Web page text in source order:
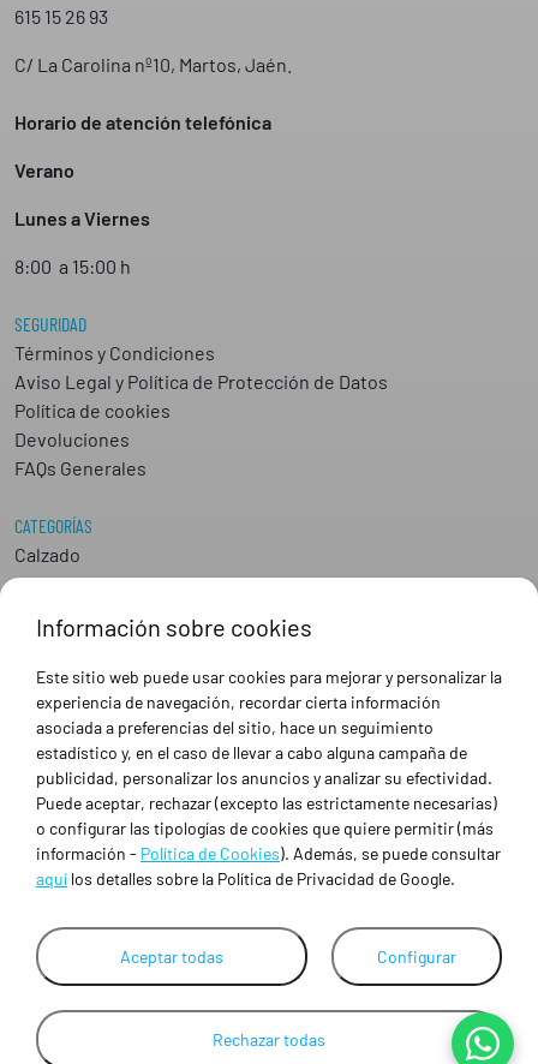
615 15 26 93
C/ La Carolina nº10, Martos, Jaén.
Horario de atención telefónica
Verano
Lunes a Viernes
8:00 a 15:00 h
SEGURIDAD
Términos y Condiciones
Aviso Legal y Política de Protección de Datos
Política de cookies
Devoluciones
FAQs Generales
CATEGORÍAS
Calzado
Epis
Industria
Peluquería y Estética
Sanidad
Ropa de trabajo personalizada
SOBRE NOSOTROS
Empresa
Blog
Tienda
Empresas
Contacto
Información sobre cookies
Este sitio web puede usar cookies para mejorar y personalizar la
experiencia de navegación, recordar cierta información
asociada a preferencias del sitio, hace un seguimiento
estadístico y, en el caso de llevar a cabo alguna campaña de
publicidad, personalizar los anuncios y analizar su efectividad.
Puede aceptar, rechazar (excepto las estrictamente necesarias)
o configurar las tipologías de cookies que quiere permitir (más
información - Política de Cookies). Además, se puede consultar
aquí los detalles sobre la Política de Privacidad de Google.
Aceptar todas Configurar
Rechazar todas